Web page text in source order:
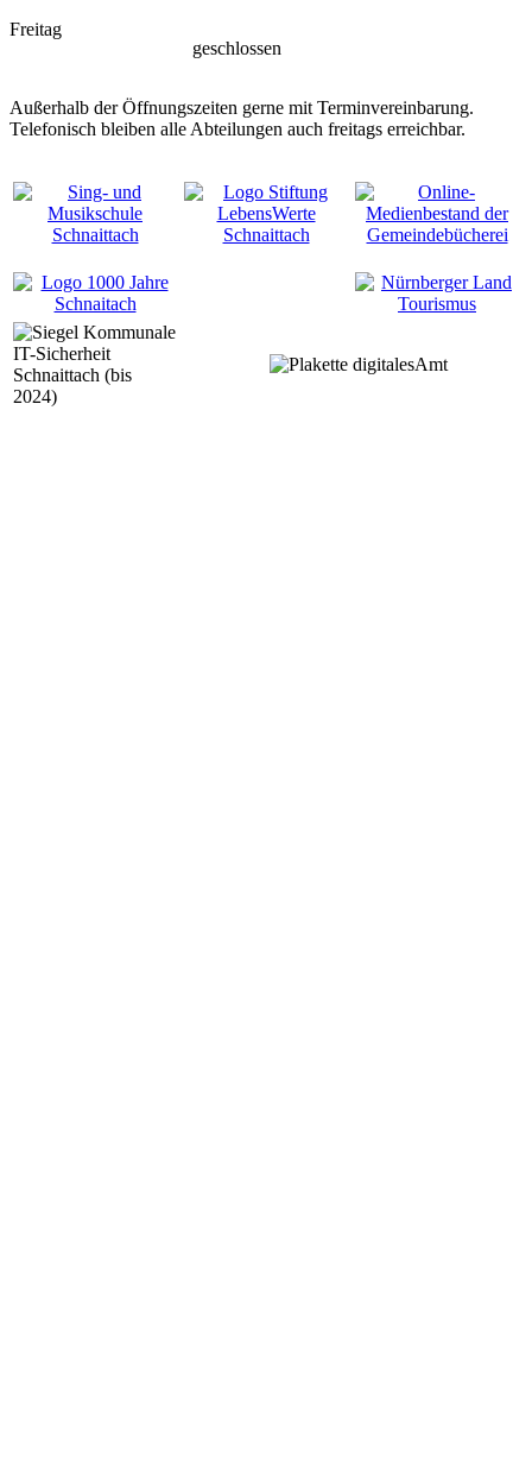
Freitag
geschlossen
Außerhalb der Öffnungszeiten gerne mit Terminvereinbarung.
Telefonisch bleiben alle Abteilungen auch freitags erreichbar.